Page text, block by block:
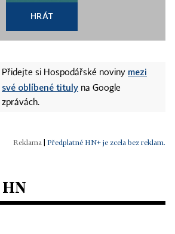
HRÁT
Přidejte si Hospodářské noviny mezi
své oblíbené tituly na Google
zprávách.
Předplatné HN+ je zcela bez reklam.